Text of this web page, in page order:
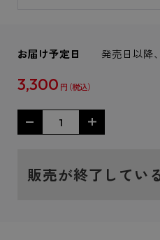
お届け予定日 発売日以降
3,300 円
販売が終了してい